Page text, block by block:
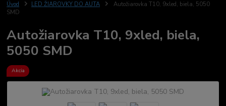
Úvod LED ŽIAROVKY DO AUTA
Autožiarovka T10, 9xled, biela, 5050
SMD
Autožiarovka T10, 9xled, biela,
5050 SMD
Akcia